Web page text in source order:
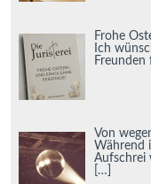
Frohe
Ich
Freunden
Von
Während
Aufschrei
[…]